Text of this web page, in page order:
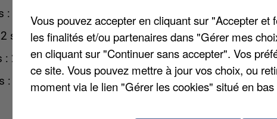
septembre, 15 octobre, 12 novembre, 10
20 octobre, 17 novembre, 15 décembre
septembre, 27 octobre, 24 novembre
septembre, 26 octobre, 23 novembre
Vous pouvez accepter en cliquant sur "Accepter
les finalités et/ou partenaires dans "Gérer mes
en cliquant sur "Continuer sans accepter". Vos
ce site. Vous pouvez mettre à jour vos choix, ou
moment via le lien "Gérer les cookies" situé en